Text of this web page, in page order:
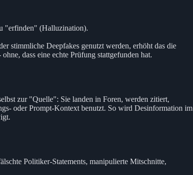
"erfinden" (Halluzination).
stimmliche Deepfakes genutzt werden, erhöht das die
dass eine echte Prüfung stattgefunden hat.
zur "Quelle": Sie landen in Foren, werden zitiert,
oder Prompt-Kontext benutzt. So wird Desinformation im
Politiker-Statements, manipulierte Mitschnitte,